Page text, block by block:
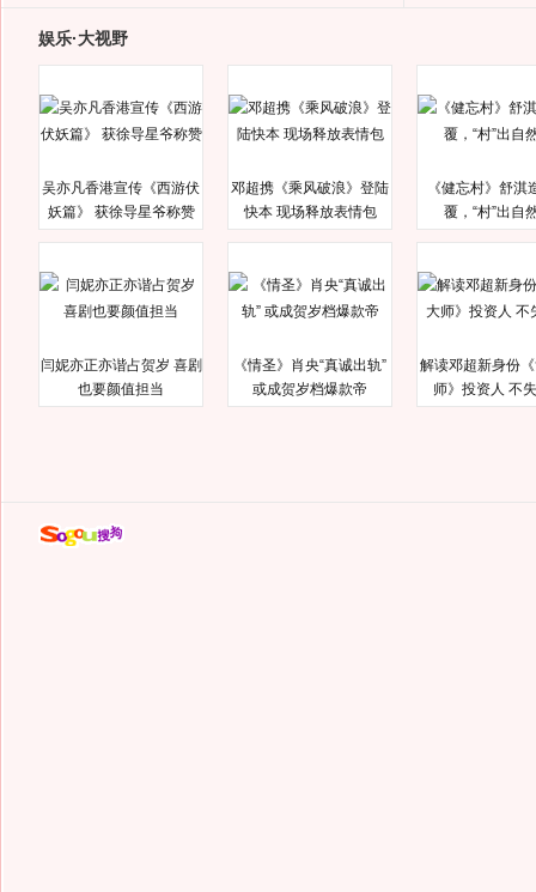
娱乐·大视野
吴亦凡香港宣传《西游伏
妖篇》 获徐导星爷称赞
邓超携《乘风破浪》登陆
快本 现场释放表情包
《健忘村》舒淇
覆，“村”出自
闫妮亦正亦谐占贺岁 喜剧
也要颜值担当
《情圣》肖央“真诚出轨”
或成贺岁档爆款帝
解读邓超新身份
师》投资人 不